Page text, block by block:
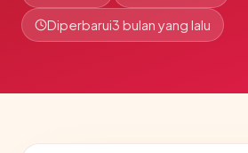
Diperbarui3 bulan yang lalu